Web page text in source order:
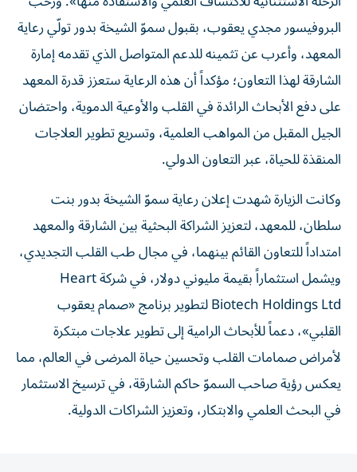
البروفيسور مجدي يعقوب، بقبول سموّ الشيخة بدور تولّي رعاية
المعهد، وأعرب عن تثمينه للدعم المتواصل الذي تقدمه إمارة
الشارقة لهذا التعاون؛ مؤكداً أن هذه الرعاية ستعزز قدرة المعهد
على دفع الأبحاث الرائدة في القلب والأوعية الدموية، واحتضان
الجيل المقبل من المواهب العلمية، وتسريع تطوير العلاجات
المنقذة للحياة، عبر التعاون الدولي.
وكانت الزيارة شهدت إعلان رعاية سموّ الشيخة بدور بنت
سلطان، للمعهد، لتعزيز الشراكة البحثية بين الشارقة والمعهد
امتداداً للتعاون القائم بينهما، في مجال طب القلب التجديدي،
ويشمل استثماراً بقيمة مليوني دولار، في شركة Heart
Biotech Holdings Ltd لتطوير برنامج «صمام يعقوب
القلبي»، دعماً للأبحاث الرامية إلى تطوير علاجات مبتكرة
لأمراض صمامات القلب وتحسين حياة المرضى في العالم، مما
يعكس رؤية صاحب السموّ حاكم الشارقة، في ترسيخ الاستثمار
في البحث العلمي والابتكار، وتعزيز الشراكات الدولية.